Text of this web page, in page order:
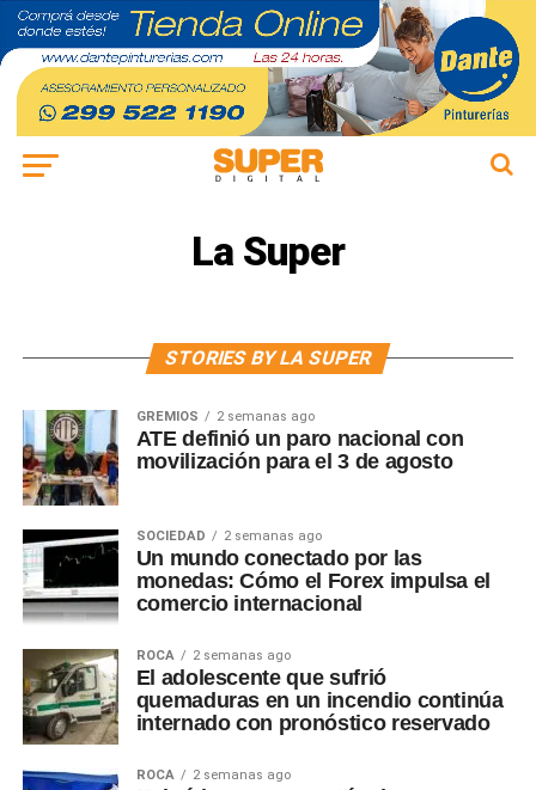
La Super
STORIES BY LA SUPER
GREMIOS 2 semanas ago
ATE definió un paro nacional con
movilización para el 3 de agosto
SOCIEDAD 2 semanas ago
Un mundo conectado por las
monedas: Cómo el Forex impulsa el
comercio internacional
ROCA 2 semanas ago
El adolescente que sufrió
quemaduras en un incendio continúa
internado con pronóstico reservado
ROCA 2 semanas ago